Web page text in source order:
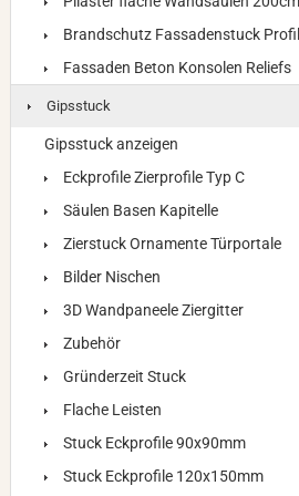
Brandschutz Fassadenstuck
Fassaden Beton Konsolen Reliefs
Gipsstuck
Gipsstuck anzeigen
Eckprofile Zierprofile Typ C
Säulen Basen Kapitelle
Zierstuck Ornamente Türportale
Bilder Nischen
3D Wandpaneele Ziergitter
Zubehör
Gründerzeit Stuck
Flache Leisten
Stuck Eckprofile 90x90mm
Stuck Eckprofile 120x150mm